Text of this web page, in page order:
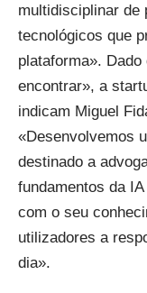
multidisciplinar de
tecnológicos que
plataforma».
encontrar», a
indicam Miguel
«Desenvolvemos
destinado a
fundamentos da
com o seu
utilizadores a
dia».